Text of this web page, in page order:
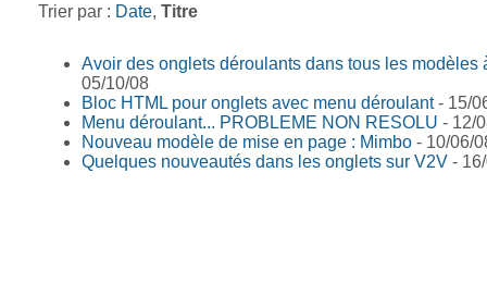
Trier par : Date, Titre
Avoir des onglets déroulants dans tous les modèles
05/10/08
Bloc HTML pour onglets avec menu déroulant- 15/
Menu déroulant... PROBLEME NON RESOLU - 12/
Nouveau modèle de mise en page : Mimbo - 10/06/
Quelques nouveautés dans les onglets sur V2V -